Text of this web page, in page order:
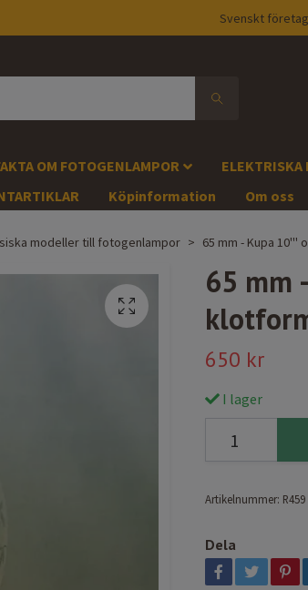
Svenskt
OM FOTOGENLAMPOR ELEKTRISKA
Köpinformation Om oss
modeller till fotogenlampor 65 mm - Kupa 10'''
65 mm
650 kr
I lager
Artikelnummer: R459
Dela